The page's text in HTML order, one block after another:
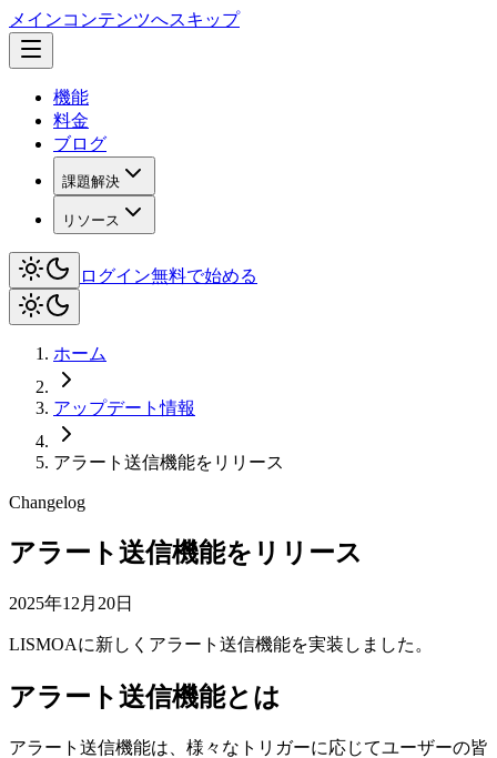
メインコンテンツへスキップ
機能
料金
ブログ
課題解決
リソース
ログイン無料で始める
ホーム
アップデート情報
アラート送信機能をリリース
Changelog
アラート送信機能をリリース
2025年12月20日
LISMOAに新しくアラート送信機能を実装しました。
アラート送信機能とは
アラート送信機能は、様々なトリガーに応じてユーザーの皆